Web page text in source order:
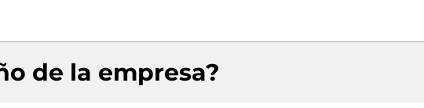
de la empresa?